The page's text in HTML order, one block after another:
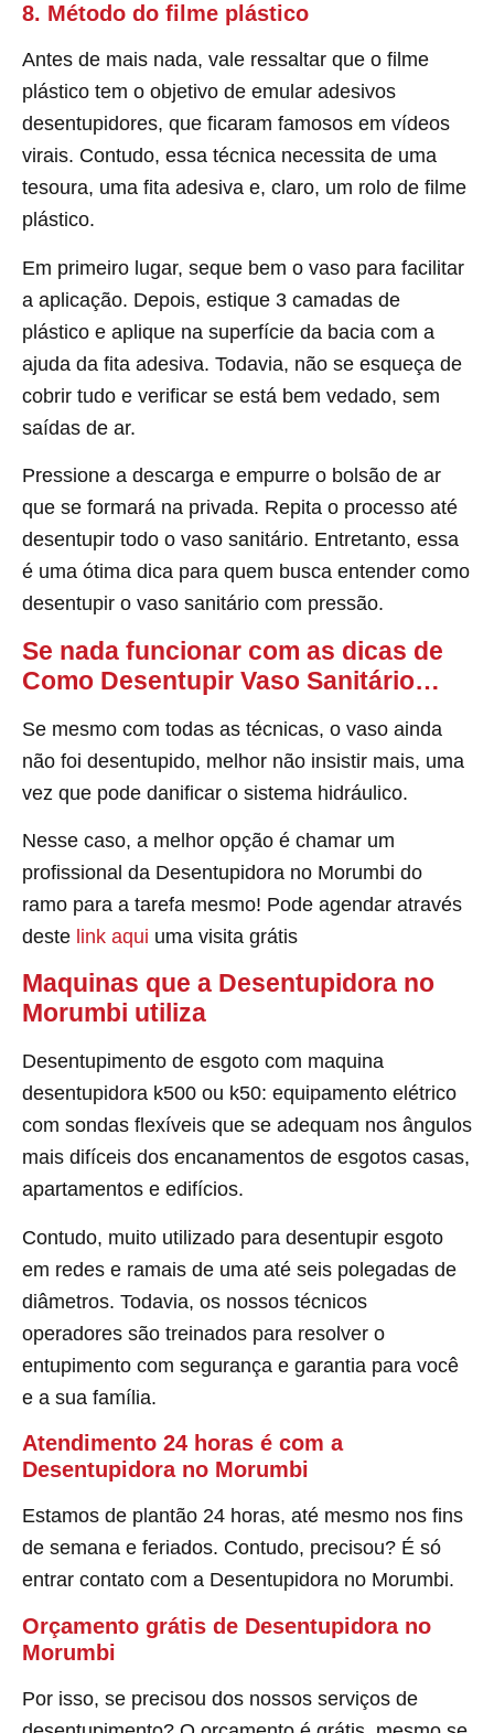
8. Método do filme plástico
Antes de mais nada, vale ressaltar que o filme
plástico tem o objetivo de emular adesivos
desentupidores, que ficaram famosos em vídeos
virais. Contudo, essa técnica necessita de uma
tesoura, uma fita adesiva e, claro, um rolo de filme
plástico.
Em primeiro lugar, seque bem o vaso para facilitar
a aplicação. Depois, estique 3 camadas de
plástico e aplique na superfície da bacia com a
ajuda da fita adesiva. Todavia, não se esqueça de
cobrir tudo e verificar se está bem vedado, sem
saídas de ar.
Pressione a descarga e empurre o bolsão de ar
que se formará na privada. Repita o processo até
desentupir todo o vaso sanitário. Entretanto, essa
é uma ótima dica para quem busca entender como
desentupir o vaso sanitário com pressão.
Se nada funcionar com as dicas de
Como Desentupir Vaso Sanitário…
Se mesmo com todas as técnicas, o vaso ainda
não foi desentupido, melhor não insistir mais, uma
vez que pode danificar o sistema hidráulico.
Nesse caso, a melhor opção é chamar um
profissional da Desentupidora no Morumbi do
ramo para a tarefa mesmo! Pode agendar através
deste link aqui uma visita grátis
Maquinas que a Desentupidora no
Morumbi utiliza
Desentupimento de esgoto com maquina
desentupidora k500 ou k50: equipamento elétrico
com sondas flexíveis que se adequam nos ângulos
mais difíceis dos encanamentos de esgotos casas,
apartamentos e edifícios.
Contudo, muito utilizado para desentupir esgoto
em redes e ramais de uma até seis polegadas de
diâmetros. Todavia, os nossos técnicos
operadores são treinados para resolver o
entupimento com segurança e garantia para você
e a sua família.
Atendimento 24 horas é com a
Desentupidora no Morumbi
Estamos de plantão 24 horas, até mesmo nos fins
de semana e feriados. Contudo, precisou? É só
entrar contato com a Desentupidora no Morumbi.
Orçamento grátis de Desentupidora no
Morumbi
Por isso, se precisou dos nossos serviços de